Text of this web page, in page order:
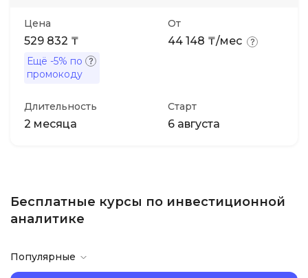
Цена
529 832 ₸
Ещё -5% по
промокоду
От
44 148 ₸/мес
Длительность
2 месяца
Старт
6 августа
Бесплатные курсы по инвестиционной
аналитике
Популярные